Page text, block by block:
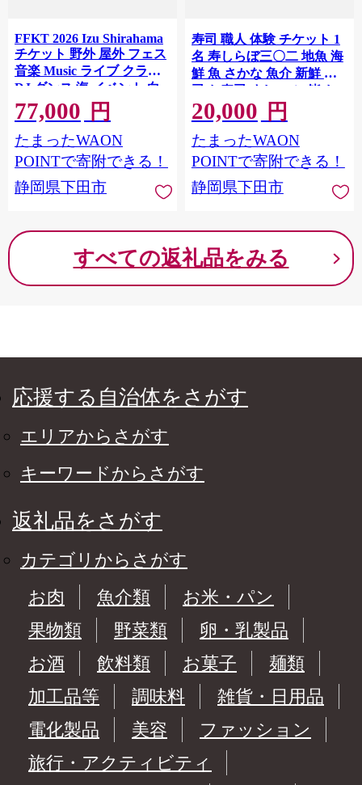
FFKT 2026 Izu Shirahama
チケット 野外 屋外 フェス
音楽 Music ライブ クラブ
DJ ダンス 海 イベント 白
浜 ホテル伊豆急 ホテル プ
ール 静岡県 下田市 伊豆
77,000 円
たまったWAON
POINTで寄附できる！
静岡県下田市
寿司 職人 体験 チケット 1
名 寿しらぼ三〇二 地魚 海
鮮 魚 さかな 魚介 新鮮 寿
司 お寿司 すし スシ 鮨 お
食事券 名店 創作 江戸前 地
魚 寿司屋 和食 グルメ 海鮮
すし 握り 旬 ランチ 贈り物
ギフト プレゼント 特産品
い 父の日 おすすめ 下田市
20,000 円
たまったWAON
POINTで寄附できる！
静岡県下田市
すべての返礼品をみる
応援する自治体をさがす
エリアからさがす
キーワードからさがす
返礼品をさがす
カテゴリからさがす
お肉
魚介類
お米・パン
果物類
野菜類
卵・乳製品
お酒
飲料類 お菓子
麺類
加工品等
調味料
雑貨・日用品
電化製品
美容
ファッション
旅行・アクティビティ